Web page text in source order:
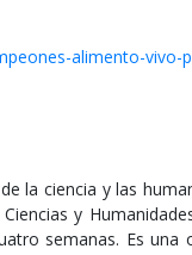
alimento-vivo-
la ciencia y las
y
semanas. Es una